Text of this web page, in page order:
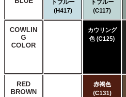
トブルー
(H417)
トブルー
(C117)
COWLIN
G
COLOR
カウリング
色 (C125)
RED
BROWN
赤褐色
(C131)